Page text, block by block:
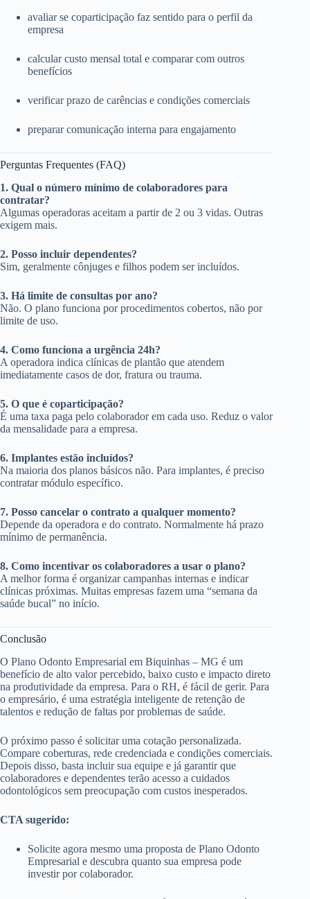
avaliar se coparticipação faz sentido para o perfil da
empresa
calcular custo mensal total e comparar com outros
benefícios
verificar prazo de carências e condições comerciais
preparar comunicação interna para engajamento
Perguntas Frequentes (FAQ)
1. Qual o número mínimo de colaboradores para
contratar?
Algumas operadoras aceitam a partir de 2 ou 3 vidas. Outras
exigem mais.
2. Posso incluir dependentes?
Sim, geralmente cônjuges e filhos podem ser incluídos.
3. Há limite de consultas por ano?
Não. O plano funciona por procedimentos cobertos, não por
limite de uso.
4. Como funciona a urgência 24h?
A operadora indica clínicas de plantão que atendem
imediatamente casos de dor, fratura ou trauma.
5. O que é coparticipação?
É uma taxa paga pelo colaborador em cada uso. Reduz o valor
da mensalidade para a empresa.
6. Implantes estão incluídos?
Na maioria dos planos básicos não. Para implantes, é preciso
contratar módulo específico.
7. Posso cancelar o contrato a qualquer momento?
Depende da operadora e do contrato. Normalmente há prazo
mínimo de permanência.
8. Como incentivar os colaboradores a usar o plano?
A melhor forma é organizar campanhas internas e indicar
clínicas próximas. Muitas empresas fazem uma “semana da
saúde bucal” no início.
Conclusão
O Plano Odonto Empresarial em Biquinhas – MG é um
benefício de alto valor percebido, baixo custo e impacto direto
na produtividade da empresa. Para o RH, é fácil de gerir. Para
o empresário, é uma estratégia inteligente de retenção de
talentos e redução de faltas por problemas de saúde.
O próximo passo é solicitar uma cotação personalizada.
Compare coberturas, rede credenciada e condições comerciais.
Depois disso, basta incluir sua equipe e já garantir que
colaboradores e dependentes terão acesso a cuidados
odontológicos sem preocupação com custos inesperados.
CTA sugerido:
Solicite agora mesmo uma proposta de Plano Odonto
Empresarial e descubra quanto sua empresa pode
investir por colaborador.